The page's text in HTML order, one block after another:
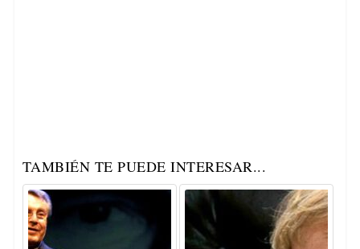
TAMBIÉN TE PUEDE INTERESAR...